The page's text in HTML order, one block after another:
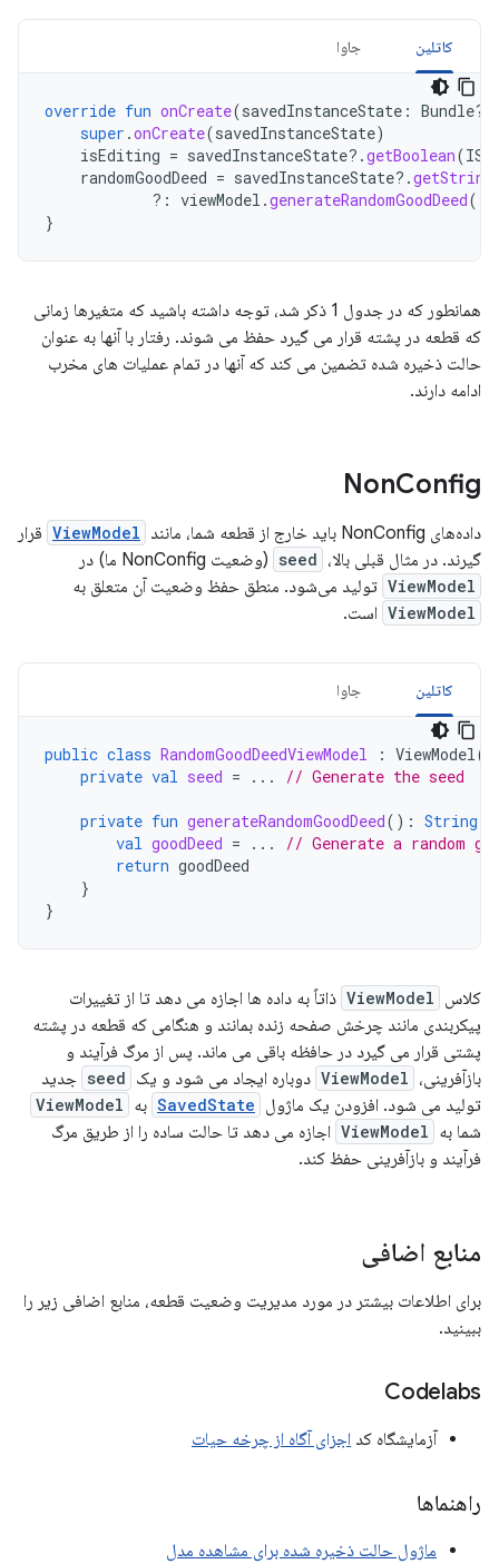
کاتلین جاوا
override fun onCreate(savedInstanceState : Bundle?)
super .onCreate(savedInstanceState)
isEditing = savedInstanceState?.getBoolean(
randomGoodDeed = savedInstanceState?.getString
?: viewModel .generateRandomGoodDeed()
}
همانطور که در جدول 1 ذکر شد، توجه داشته باشید که متغیرها زمانی
که قطعه در پشته قرار می گیرد حفظ می شوند. رفتار با آنها به عنوان
حالت ذخیره شده تضمین می کند که آنها در تمام عملیات های مخرب
ادامه دارند.
NonConfig
داده‌های NonConfig باید خارج از قطعه شما، مانند ViewModel قرار
گیرند. در مثال قبلی بالا، seed (وضعیت NonConfig ما) در
ViewModel تولید می‌شود. منطق حفظ وضعیت آن متعلق به
ViewModel است.
کاتلین جاوا
public class RandomGoodDeedViewModel : ViewModel()
private val seed = ... // Generate the seed
private fun generateRandomGoodDeed(): String
val goodDeed = ...
// Generate a random
return goodDeed
}
}
کلاس ViewModel ذاتاً به داده ها اجازه می دهد تا از تغییرات
پیکربندی مانند چرخش صفحه زنده بمانند و هنگامی که قطعه در پشته
پشتی قرار می گیرد در حافظه باقی می ماند. پس از مرگ فرآیند و
بازآفرینی، ViewModel دوباره ایجاد می شود و یک seed جدید
تولید می شود. افزودن یک ماژول SavedState به ViewModel
شما به ViewModel اجازه می دهد تا حالت ساده را از طریق مرگ
فرآیند و بازآفرینی حفظ کند.
منابع اضافی
برای اطلاعات بیشتر در مورد مدیریت وضعیت قطعه، منابع اضافی زیر را
ببینید.
Codelabs
آزمایشگاه کد اجزای آگاه از چرخه حیات
راهنماها
ماژول حالت ذخیره شده برای مشاهده مدل